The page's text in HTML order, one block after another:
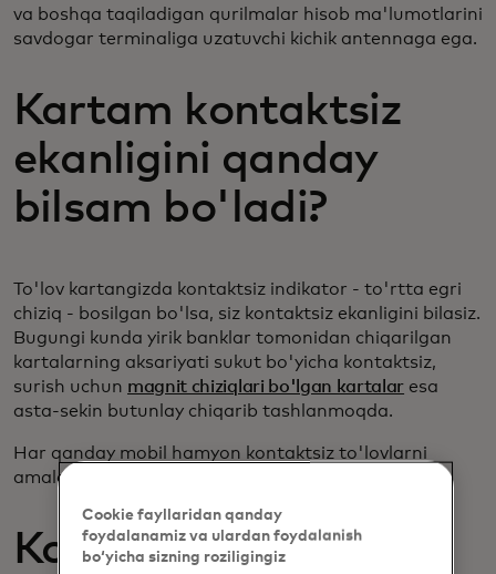
va boshqa taqiladigan qurilmalar hisob ma'lumotlarini
savdogar terminaliga uzatuvchi kichik antennaga ega.
Kartam kontaktsiz
ekanligini qanday
bilsam bo'ladi?
To'lov kartangizda kontaktsiz indikator - to'rtta egri
chiziq - bosilgan bo'lsa, siz kontaktsiz ekanligini bilasiz.
Bugungi kunda yirik banklar tomonidan chiqarilgan
kartalarning aksariyati sukut bo'yicha kontaktsiz,
surish uchun magnit chiziqlari bo'lgan kartalar esa
asta-sekin butunlay chiqarib tashlanmoqda.
Har qanday mobil hamyon kontaktsiz to'lovlarni
amalga oshirishga qodir.
Kontaktsiz to'lovlar
Cookie fayllaridan qanday
foydalanamiz va ulardan foydalanish
bo‘yicha sizning roziligingiz